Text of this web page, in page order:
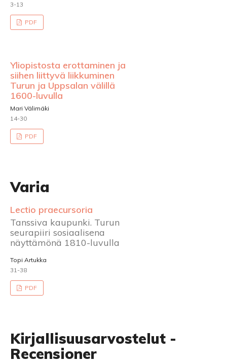
3-13
PDF
Yliopistosta erottaminen ja
siihen liittyvä liikkuminen
Turun ja Uppsalan välillä
1600-luvulla
Mari Välimäki
14-30
PDF
Varia
Lectio praecursoria
Tanssiva kaupunki. Turun
seurapiiri sosiaalisena
näyttämönä 1810-luvulla
Topi Artukka
31-38
PDF
Kirjallisuusarvostelut -
Recensioner